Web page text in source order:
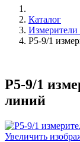
Каталог
Измерители
Р5-9/1
Р5-9/1
линий
Увеличить